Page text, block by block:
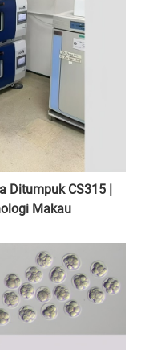
Ditumpuk CS315 |
Makau